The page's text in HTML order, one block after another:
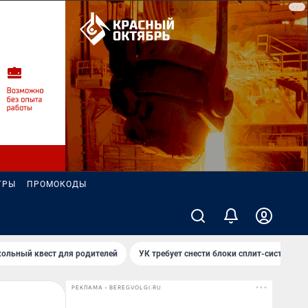
ПРОМОКОДЫ
квест для родителей УК требует снести блоки сплит-систем
РЕКЛАМА • BEREGVOLGI.RU